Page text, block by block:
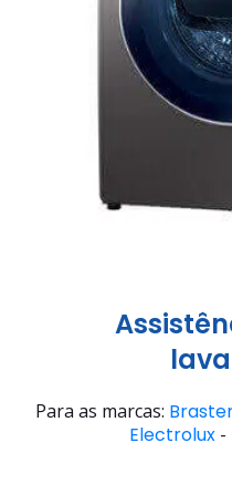
Para as marcas:
Electrolux-